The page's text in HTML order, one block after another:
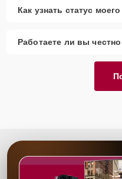
Как узнать статус моего
Работаете ли вы